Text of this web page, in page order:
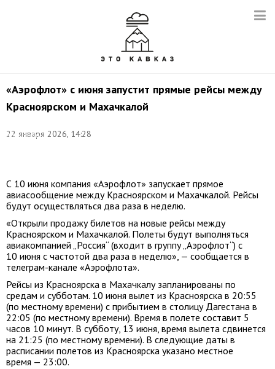
«Аэрофлот» с июня запустит прямые рейсы между
Красноярском и Махачкалой
22 января 2026, 14:28
Фото:
Александр
С 10 июня компания «Аэрофлот» запускает прямое
авиасообщение между Красноярском и Махачкалой. Рейсы
будут осуществляться два раза в неделю.
«Открыли продажу билетов на новые рейсы между
Красноярском и Махачкалой. Полеты будут выполняться
авиакомпанией „Россия“ (входит в группу „Аэрофлот“) с
10 июня с частотой два раза в неделю», — сообщается в
телеграм-канале «Аэрофлота».
Рейсы из Красноярска в Махачкалу запланированы по
средам и субботам. 10 июня вылет из Красноярска в 20:55
(по местному времени) с прибытием в столицу Дагестана в
22:05 (по местному времени). Время в полете составит 5
часов 10 минут. В субботу, 13 июня, время вылета сдвинется
на 21:25 (по местному времени). В следующие даты в
расписании полетов из Красноярска указано местное
время — 23:00.